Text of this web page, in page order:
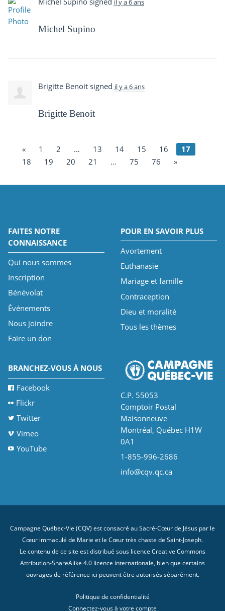
il y a 6 ans
Michel Supino
Brigitte Benoitsigned il y a 6 ans
Brigitte Benoit
« 1 2 … 13 14 15 16
17
18
19 20 21 … 75 76 »
FAITES NOTRE
CONNAISSANCE
Qui nous sommes
Inscription
Bénévolat
Événements
Nous joindre
Faire un don
POUR EN SAVOIR PLUS
Avortement
Euthanasie
Mariage et famille
Contraception
Dieu et moralité
Tous les thèmes
BRANCHEZ-VOUS À NOUS
Facebook
Flickr
Twitter
Vimeo
YouTube
C.P. 55053
Comptoir Postal
Maisonneuve
Montréal, Québec H1W
0A1
1-855-996-2686
info@cqv.qc.ca
Campagne Québec-Vie (CQV) est consacré au Sacré-Cœur de Jésus par le
Cœur immaculé de Marie et le Cœur très chaste de Saint-Joseph.
Le contenu de ce site est distribué sous licence Creative Commons
Attribution-ShareAlike 4.0 licence internationale , bien que certains
ouvrages de référence ici peuvent être autorisés séparément.
Politique de confidentialité
Connectez-vous à votre compte